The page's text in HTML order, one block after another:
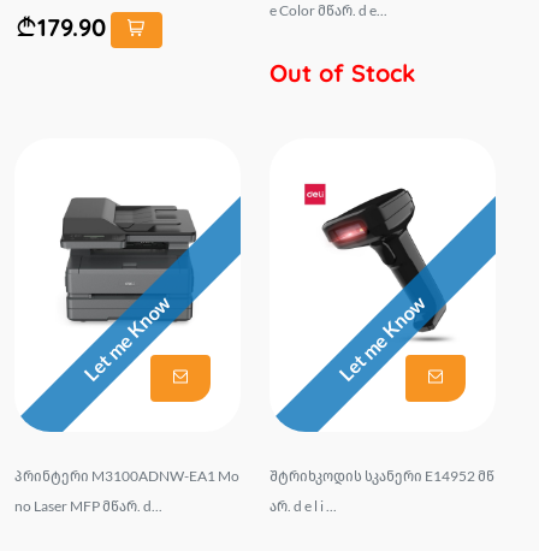
179.90
e Color მწარ. d e...
Out of Stock
Let me Know
პრინტერი M3100ADNW-EA1 Mo
no Laser MFP მწარ. d...
Let me Know
შტრიხკოდის სკანერი E14952 მწ
არ. d e l i ...